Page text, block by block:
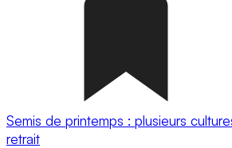
Semis de printemps : plusieurs
retrait